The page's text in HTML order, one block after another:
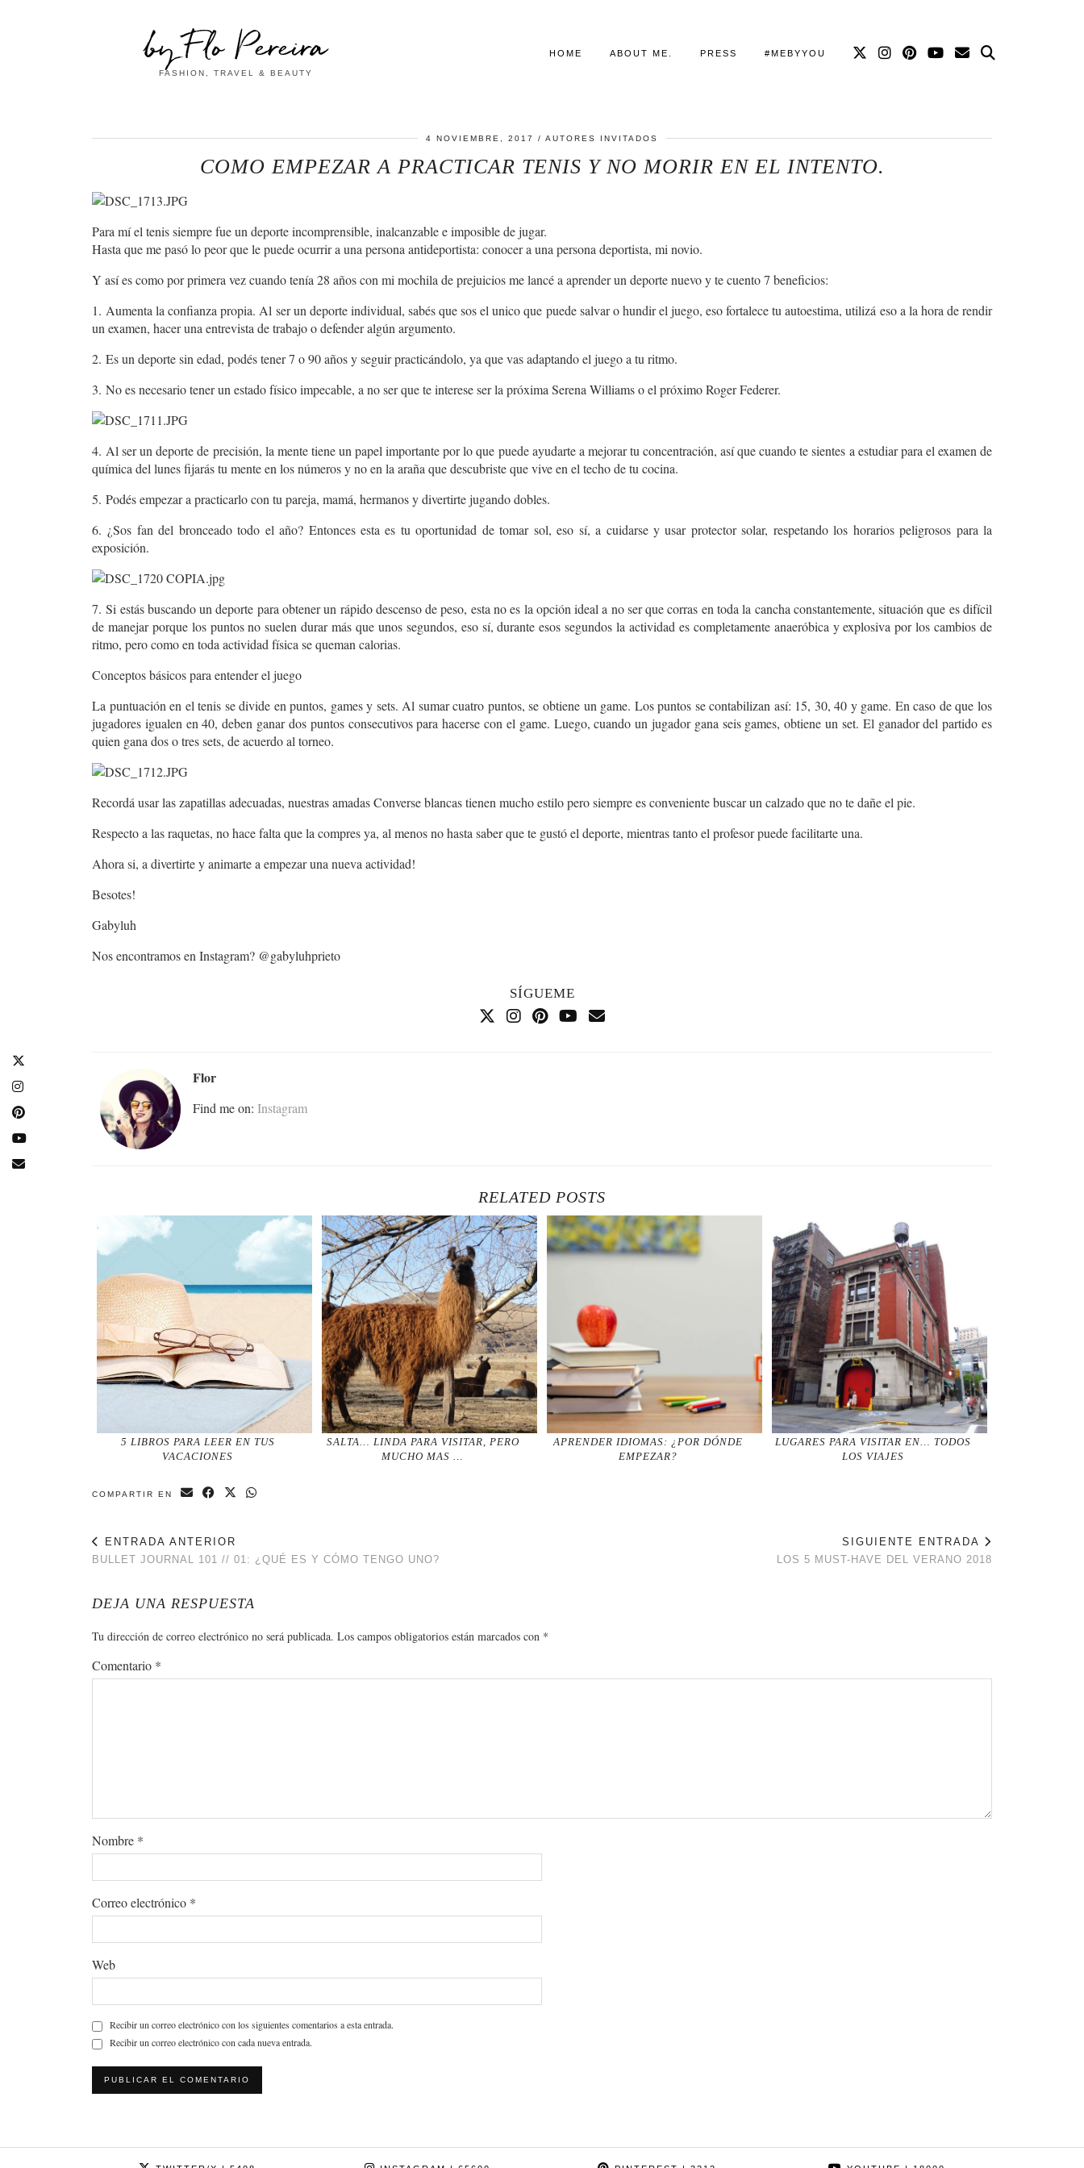
by Flo Pereira
FASHION, TRAVEL & BEAUTY
HOME ABOUT ME. PRESS #MEBYYOU
4 NOVIEMBRE, 2017 AUTORES INVITADOS
COMO EMPEZAR A PRACTICAR TENIS Y NO MORIR EN EL INTENTO.
Para mí el tenis siempre fue un deporte incomprensible, inalcanzable e imposible de jugar.
Hasta que me pasó lo peor que le puede ocurrir a una persona antideportista: conocer a una persona deportista, mi novio.
Y así es como por primera vez cuando tenía 28 años con mi mochila de prejuicios me lancé a aprender un deporte nuevo y te cuento 7 beneficios:
1. Aumenta la confianza propia. Al ser un deporte individual, sabés que sos el unico que puede salvar o hundir el juego, eso fortalece tu autoestima, utilizá eso a la hora de rendir
un examen, hacer una entrevista de trabajo o defender algún argumento.
2. Es un deporte sin edad, podés tener 7 o 90 años y seguir practicándolo, ya que vas adaptando el juego a tu ritmo.
3. No es necesario tener un estado físico impecable, a no ser que te interese ser la próxima Serena Williams o el próximo Roger Federer.
4. Al ser un deporte de precisión, la mente tiene un papel importante por lo que puede ayudarte a mejorar tu concentración, así que cuando te sientes a estudiar para el examen de
química del lunes fijarás tu mente en los números y no en la araña que descubriste que vive en el techo de tu cocina.
5. Podés empezar a practicarlo con tu pareja, mamá, hermanos y divertirte jugando dobles.
6. ¿Sos fan del bronceado todo el año? Entonces esta es tu oportunidad de tomar sol, eso sí, a cuidarse y usar protector solar, respetando los horarios peligrosos para la
exposición.
7. Si estás buscando un deporte para obtener un rápido descenso de peso, esta no es la opción ideal a no ser que corras en toda la cancha constantemente, situación que es difícil
de manejar porque los puntos no suelen durar más que unos segundos, eso sí, durante esos segundos la actividad es completamente anaeróbica y explosiva por los cambios de
ritmo, pero como en toda actividad física se queman calorias.
Conceptos básicos para entender el juego
La puntuación en el tenis se divide en puntos, games y sets. Al sumar cuatro puntos, se obtiene un game. Los puntos se contabilizan así: 15, 30, 40 y game. En caso de que los
jugadores igualen en 40, deben ganar dos puntos consecutivos para hacerse con el game. Luego, cuando un jugador gana seis games, obtiene un set. El ganador del partido es
quien gana dos o tres sets, de acuerdo al torneo.
Recordá usar las zapatillas adecuadas, nuestras amadas Converse blancas tienen mucho estilo pero siempre es conveniente buscar un calzado que no te dañe el pie.
Respecto a las raquetas, no hace falta que la compres ya, al menos no hasta saber que te gustó el deporte, mientras tanto el profesor puede facilitarte una.
Ahora si, a divertirte y animarte a empezar una nueva actividad!
Besotes!
Gabyluh
Nos encontramos en Instagram? @gabyluhprieto
SÍGUEME
Flor
Find me on: Instagram
RELATED POSTS
5 LIBROS PARA LEER EN TUS
VACACIONES
SALTA… LINDA PARA VISITAR, PERO
MUCHO MAS …
APRENDER IDIOMAS: ¿POR DÓNDE
EMPEZAR?
LUGARES PARA VISITAR EN… TODOS
LOS VIAJES
COMPARTIR EN
ENTRADA ANTERIOR
BULLET JOURNAL 101 // 01: ¿QUÉ ES Y CÓMO TENGO UNO?
SIGUIENTE ENTRADA
LOS 5 MUST-HAVE DEL VERANO 2018
DEJA UNA RESPUESTA
Tu dirección de correo electrónico no será publicada. Los campos obligatorios están marcados con *
Comentario *
Nombre *
Correo electrónico *
Web
Recibir un correo electrónico con los siguientes comentarios a esta entrada.
Recibir un correo electrónico con cada nueva entrada.